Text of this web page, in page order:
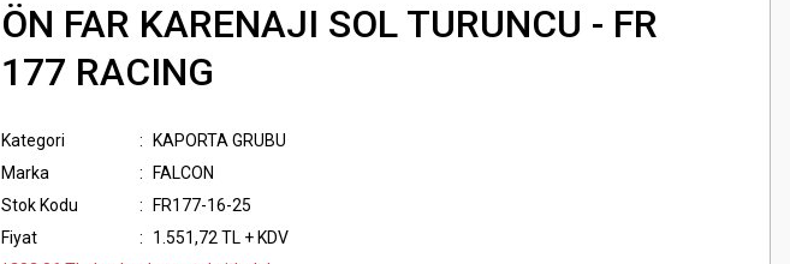
ÖN FAR KARENAJI SOL TURUNCU - FR
177 RACING
Kategori
KAPORTA GRUBU
Marka
FALCON
Stok Kodu
FR177-16-25
Fiyat
1.551,72 TL + KDV